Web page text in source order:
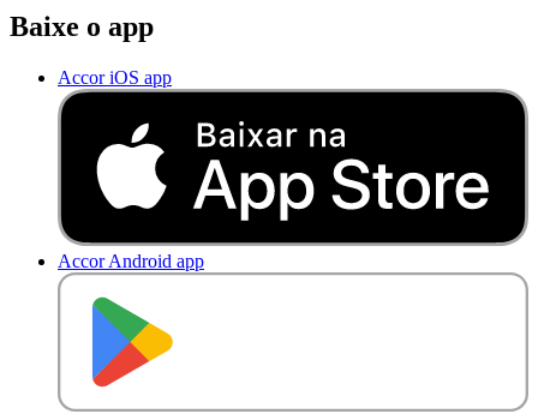
Baixe o app
Accor iOS app
Accor Android app